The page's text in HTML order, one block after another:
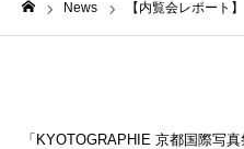
News 【内覧会レポート】「KYOTOGRAPHIE 京都国際写真祭 2024
「KYOTOGRAPHIE 京都国際写真